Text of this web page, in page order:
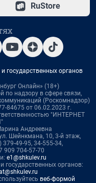
RuStore
государственных органов
Онлайн» (18+)
по надзору в сфере связи,
(Роскомнадзор)
84675 от 06.02.2023 г.
"ИНТЕРНЕТ
Андреевна
Шейнкмана, 10, 3-й этаж,
49-95, 34-555-34,
909 704-57-70
e1@shkulev.ru
государственных органов:
веб-формой